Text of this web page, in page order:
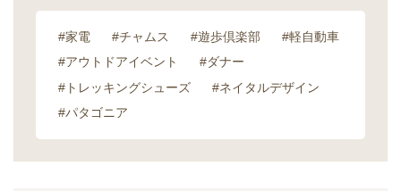
#家電 #チャムス #遊歩倶楽部
#軽自動車
#アウトドアイベント
#ダナー
#トレッキングシューズ
#ネイタルデザイン
#パタゴニア